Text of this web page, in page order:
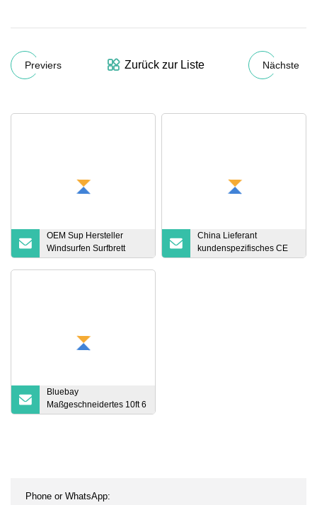
Previers Zurück zur Liste Nächste
OEM Sup Hersteller
Windsurfen Surfbrett
Windsurf Paddle Board
China Lieferant
kundenspezifisches CE
Sup Paddle Surfboard
Bluebay
Maßgeschneidertes 10ft 6
Stand-Up-Paddle-Board